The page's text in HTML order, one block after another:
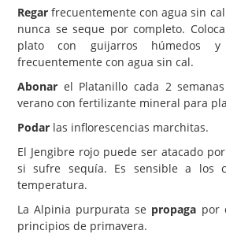
Regar frecuentemente con agua sin
nunca se seque por completo.
plato con guijarros húmedos
frecuentemente con agua sin cal.
Abonar el Platanillo cada 2
verano con fertilizante mineral para
Podar las inflorescencias marchitas.
El Jengibre rojo puede ser atacado por
si sufre sequía. Es sensible a los
temperatura.
La Alpinia purpurata se propaga por
principios de primavera.